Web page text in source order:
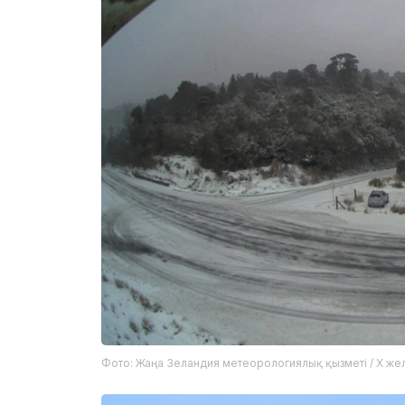
Фото: Жаңа Зеландия метеорологиялық қызметі / X